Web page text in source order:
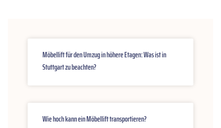
Möbellift für den Umzug in höhere Etagen: Was ist in
Stuttgart zu beachten?
Wie hoch kann ein Möbellift transportieren?